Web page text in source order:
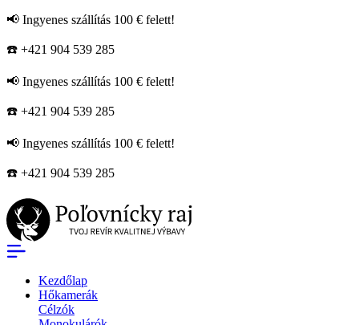
📢 Ingyenes szállítás 100 € felett!
☎️ +421 904 539 285
📢 Ingyenes szállítás 100 € felett!
☎️ +421 904 539 285
📢 Ingyenes szállítás 100 € felett!
☎️ +421 904 539 285
Kezdőlap
Hőkamerák
Célzók